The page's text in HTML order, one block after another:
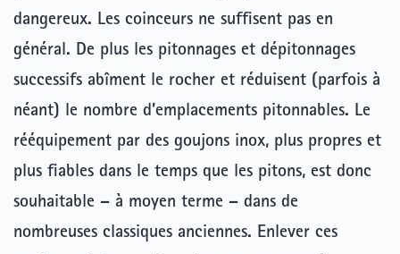
dangereux. Les coinceurs ne suffisent pas en
général. De plus les pitonnages et dépitonnages
successifs abîment le rocher et réduisent (parfois à
néant) le nombre d’emplacements pitonnables. Le
rééquipement par des goujons inox, plus propres et
plus fiables dans le temps que les pitons, est donc
souhaitable – à moyen terme – dans de
nombreuses classiques anciennes. Enlever ces